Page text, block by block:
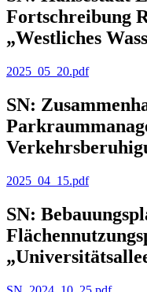
Fortschreibung
„Westliches
2025_05_20.pdf
SN:
2025_04_15.pdf
SN: